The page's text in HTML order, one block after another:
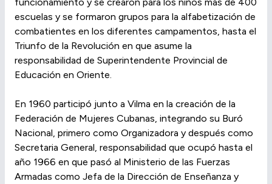
funcionamiento y se crearon para los niños más de 400
escuelas y se formaron grupos para la alfabetización de
combatientes en los diferentes campamentos, hasta el
Triunfo de la Revolución en que asume la
responsabilidad de Superintendente Provincial de
Educación en Oriente.
En 1960 participó junto a Vilma en la creación de la
Federación de Mujeres Cubanas, integrando su Buró
Nacional, primero como Organizadora y después como
Secretaria General, responsabilidad que ocupó hasta el
año 1966 en que pasó al Ministerio de las Fuerzas
Armadas como Jefa de la Dirección de Enseñanza y